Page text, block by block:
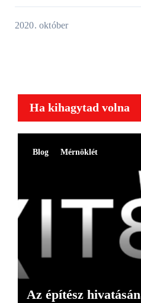
2020. október
Ha kihagytad volna
Blog Mérnöklét
Az építész